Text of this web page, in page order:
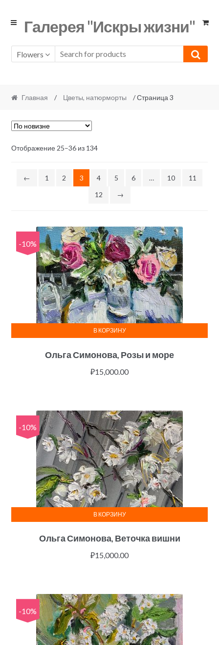
Skip
Skip Галерея "Искры жизни"
Flowers
Главная / Цветы, натюрморты / Страница 3
Отображение 25–36 из 134
← 1 2 3 4 5 6 … 10 11
12 →
-10%
Ольга Симонова, Розы и море
₽15,000.00
В КОРЗИНУ
-10%
Ольга Симонова, Веточка вишни
₽15,000.00
В КОРЗИНУ
-10%